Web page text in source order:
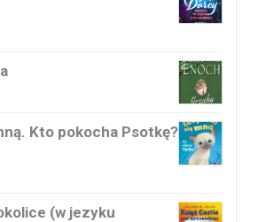
Kto pokocha Psotkę?
(w jezyku